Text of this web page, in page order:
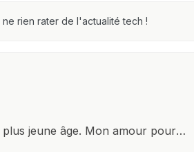
ne rien rater de l'actualité tech !
jeune âge. Mon amour pour